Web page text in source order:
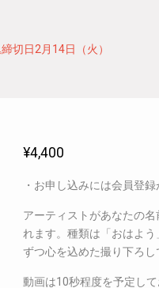
切日2月14日（火）
¥4,400
・お申し込みには会員登
アーティストがあなたの
れます。種類は「おはよ
ずつ心を込めた撮り下ろし
動画は10秒程度を予定し